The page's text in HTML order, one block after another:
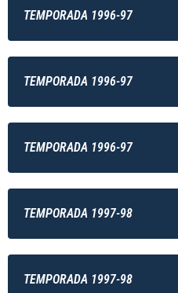
TEMPORADA 1996-97
TEMPORADA 1996-97
TEMPORADA 1996-97
TEMPORADA 1997-98
TEMPORADA 1997-98